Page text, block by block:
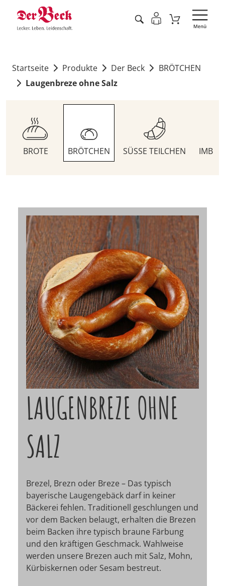
Startseite Produkte Der Beck
BRÖTCHEN
Laugenbreze ohne Salz
BROTE BRÖTCHEN SÜSSE TEILCHEN
LAUGENBREZE OHNE
SALZ
Brezel, Brezn oder Breze – Das typisch
bayerische Laugengebäck darf in keiner
Bäckerei fehlen. Traditionell geschlungen und
vor dem Backen belaugt, erhalten die Brezen
beim Backen ihre typisch braune Färbung
und den kräftigen Geschmack. Wahlweise
werden unsere Brezen auch mit Salz, Mohn,
Kürbiskernen oder Sesam bestreut.